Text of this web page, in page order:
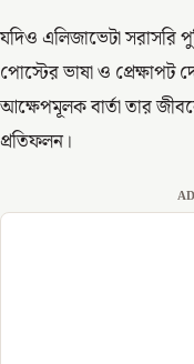
যদিও এলিজাভেটা সরাসরি
পোস্টের ভাষা ও
আক্ষেপমূলক বার্তা তার
প্রতিফলন।